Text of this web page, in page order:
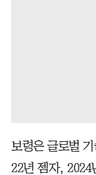
보령은 글로벌
22년 젬자, 2024